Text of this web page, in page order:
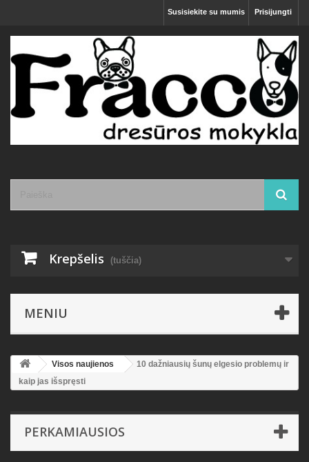
Prisijungti
Susisiekite su mumis
Krepšelis (tuščia)
MENIU
Visos naujienos
10 dažniausių šunų elgesio problemų ir
kaip jas išspręsti
PERKAMIAUSIOS